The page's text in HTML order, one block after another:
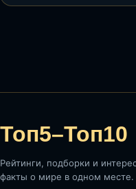
Топ5–Топ10
Рейтинги, подборки и
факты о мире в одном месте.